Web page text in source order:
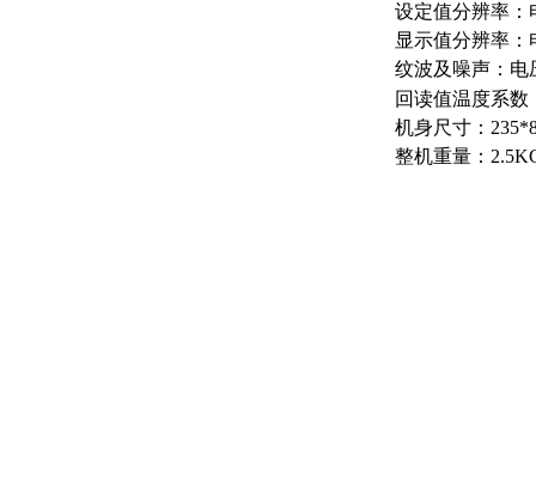
设定值分辨率：
显示值分辨率：
纹波及噪声：电
回读值温度系数
机身尺寸：
整机重量：